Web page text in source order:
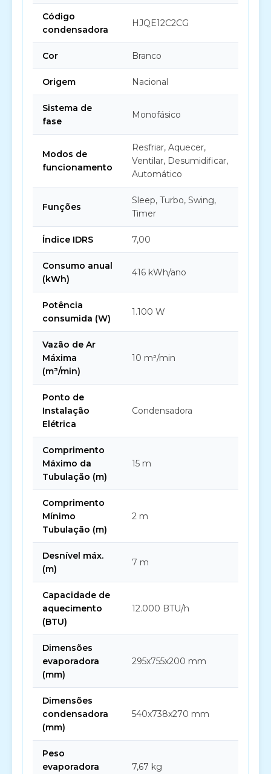
Código
condensadora
HJQE12C2CG
Cor Branco
Origem Nacional
Sistema de
fase
Monofásico
Modos de
funcionamento
Resfriar, Aquecer,
Ventilar, Desumidificar,
Automático
Funções
Sleep, Turbo, Swing,
Timer
Índice IDRS 7,00
Consumo anual
(kWh)
416 kWh/ano
Potência
consumida (W)
1.100 W
Vazão de Ar
Máxima
(m³/min)
10 m³/min
Ponto de
Instalação
Elétrica
Condensadora
Comprimento
Máximo da
Tubulação (m)
15 m
Comprimento
Mínimo
Tubulação (m)
2 m
Desnível máx.
(m)
7 m
Capacidade de
aquecimento
(BTU)
12.000 BTU/h
Dimensões
evaporadora
(mm)
295x755x200 mm
Dimensões
condensadora
(mm)
540x738x270 mm
Peso
evaporadora
7,67 kg